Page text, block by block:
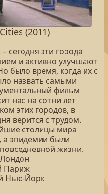
(2011)
эти города
и активно улучшают
было время, когда их с
назвать самыми
фильм
нас на сотни лет
этих городов, в
верится с трудом.
столицы мира
а эпидемии были
жизни.
Париж
Нью-Йорк